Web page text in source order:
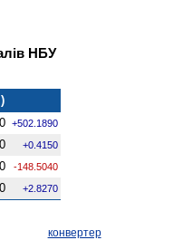
НБУ
+502.1890
+0.4150
-148.5040
+2.8270
конвертер